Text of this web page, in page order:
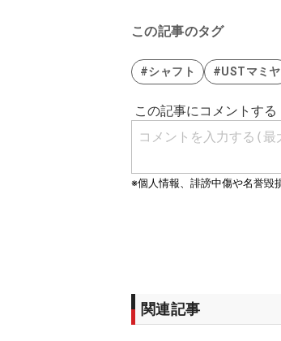
この記事のタグ
#シャフト #USTマミヤ
関連記事